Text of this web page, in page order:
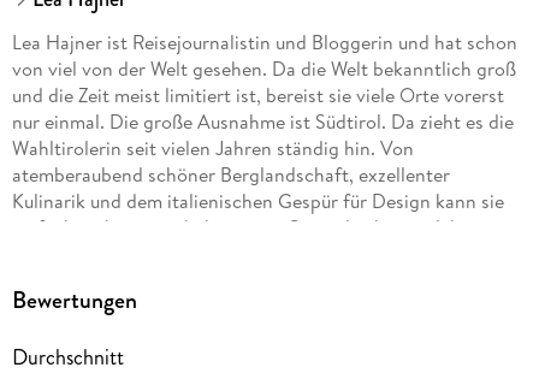
Lea Hajner ist Reisejournalistin und Bloggerin und hat schon
von viel von der Welt gesehen. Da die Welt bekanntlich groß
und die Zeit meist limitiert ist, bereist sie viele Orte vorerst
nur einmal. Die große Ausnahme ist Südtirol. Da zieht es die
Wahltirolerin seit vielen Jahren ständig hin. Von
atemberaubend schöner Berglandschaft, exzellenter
Kulinarik und dem italienischen Gespür für Design kann sie
einfach nicht genug bekommen. Ganz gleich zu welcher
Unterkünfte und alpine Rezepte schreibt Lea auch auf ihrem
Bewertungen
Durchschnitt